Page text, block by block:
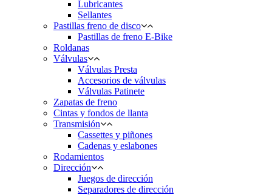
Lubricantes
Sellantes
Pastillas freno de disco
Pastillas de freno E-Bike
Roldanas
Válvulas
Válvulas Presta
Accesorios de válvulas
Válvulas Patinete
Zapatas de freno
Cintas y fondos de llanta
Transmisión
Cassettes y piñones
Cadenas y eslabones
Rodamientos
Dirección
Juegos de dirección
Separadores de dirección